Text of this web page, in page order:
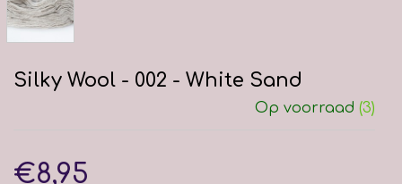
Silky Wool - 002 - White Sand
Op voorraad (3)
€8,95